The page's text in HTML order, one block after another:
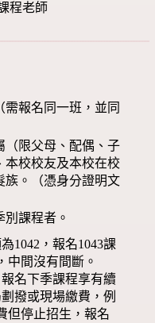
程老師
需報名同一班，並同
（限父母、配偶、子
本校校友及本校在校
族。（憑身分證明文
課程者。
1042，報名1043課
中間沒有間斷。
名下季課程享有續
撥或現場繳費，例
但停止招生，報名